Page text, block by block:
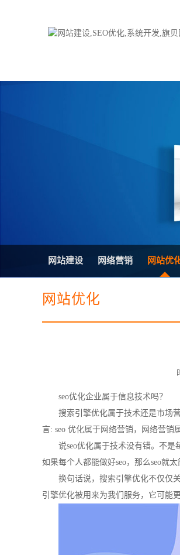
微信平台建设
电子商务商城建设
网站建设 网络营销 网站优
网站优化
seo优化企业属于信息技术吗？
搜索引擎优化属于技术还是市场
言: seo 优化属于网络营销，网络营销
说seo优化属于技术没有错。不是
如果每个人都能做好seo，那么seo就
换句话说，搜索引擎优化不仅仅
引擎优化被用来为我们服务，它可能更